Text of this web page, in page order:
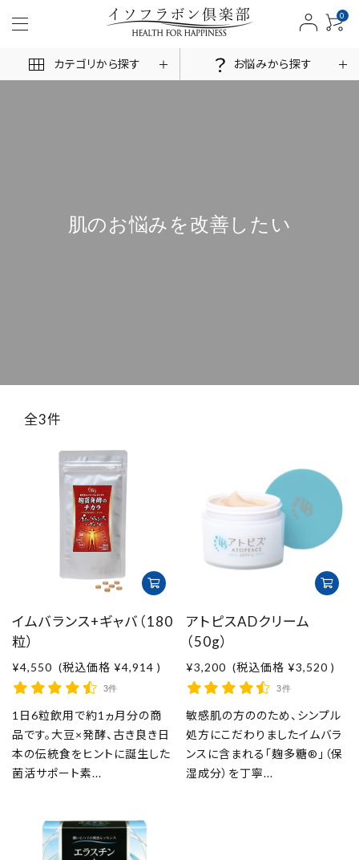
0
カテゴリから探す お悩みから探す
ご利用規約
プライバシーポリシー
特定商取引法表示
お問い合わせ
肌のお悩みを改善したい
全3件
イムバランス+ギャバ（180
粒）
¥4,550 (税込価格 ¥4,914 )
3件
1日6粒飲用で約1ヵ月分の商
品です。大豆×発酵、古き良き日
本の伝統食をヒントに誕生した
菌活サポート素...
アトピスADクリーム
（50g）
¥3,200 (税込価格 ¥3,520 )
3件
敏感肌の方ののため、シンプル
処方にこだわりましたイムバラ
ンスに含まれる「麹多糖®」（保
湿成分）を丁寧...